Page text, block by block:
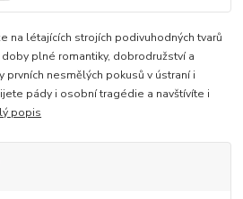
na létajících strojích podivuhodných tvarů
plné romantiky, dobrodružství a
nesmělých pokusů v ústraní i
pády i osobní tragédie a navštívíte i
popis